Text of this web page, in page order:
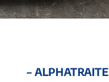
– ALPHATRAITE